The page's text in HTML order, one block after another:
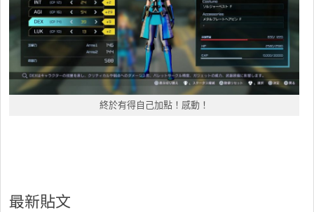
終於有得自己加點！感動！
最新貼文